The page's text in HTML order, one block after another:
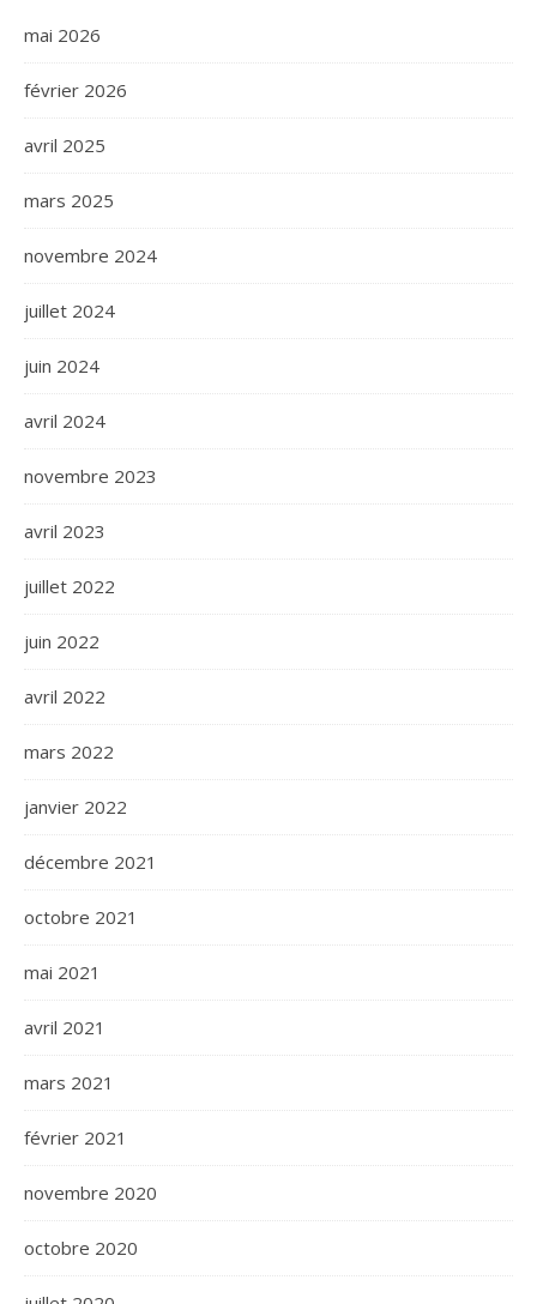
mai 2026
février 2026
avril 2025
mars 2025
novembre 2024
juillet 2024
juin 2024
avril 2024
novembre 2023
avril 2023
juillet 2022
juin 2022
avril 2022
mars 2022
janvier 2022
décembre 2021
octobre 2021
mai 2021
avril 2021
mars 2021
février 2021
novembre 2020
octobre 2020